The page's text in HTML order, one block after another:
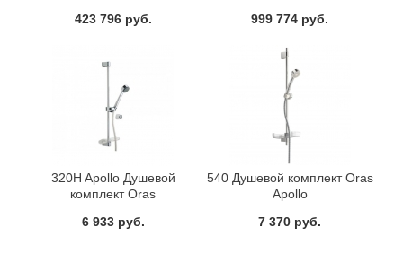
423 796 руб.
999 774 руб.
320H Apollo Душевой
комплект Oras
6 933 руб.
540 Душевой комплект Oras
Apollo
7 370 руб.